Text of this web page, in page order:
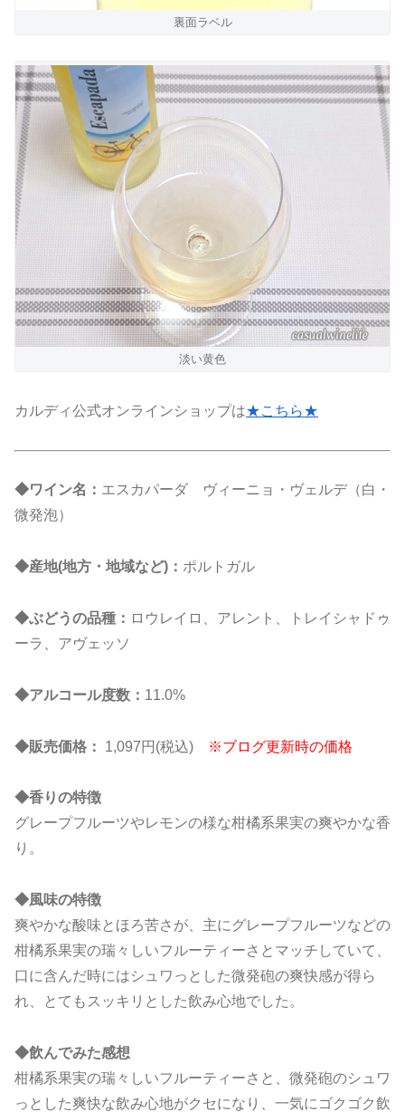
裏面ラベル
淡い黄色
カルディ公式オンラインショップは★こちら★
◆ワイン名： エスカパーダ ヴィーニョ・ヴェルデ（白・
微発泡）
◆産地(地方・地域など)： ポルトガル
◆ぶどうの品種： ロウレイロ、アレント、トレイシャドゥ
ーラ、アヴェッソ
◆アルコール度数： 11.0%
◆販売価格： 1,097円(税込) ※ブログ更新時の価格
◆香りの特徴
グレープフルーツやレモンの様な柑橘系果実の爽やかな香
り。
◆風味の特徴
爽やかな酸味とほろ苦さが、主にグレープフルーツなどの
柑橘系果実の瑞々しいフルーティーさとマッチしていて、
口に含んだ時にはシュワっとした微発砲の爽快感が得ら
れ、とてもスッキリとした飲み心地でした。
◆飲んでみた感想
柑橘系果実の瑞々しいフルーティーさと、微発砲のシュワ
っとした爽快な飲み心地がクセになり、一気にゴクゴク飲